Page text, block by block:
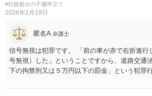
#行政処分の不服申立て
2026年2月19日
匿名A 弁護士
信号無視は犯罪です。 「前の車が赤で右折進行
号無視）した」ということですから、道路交通
下の拘禁刑又は５万円以下の罰金」という犯罪
ようとしまいと現行犯逮捕できるわけです。 そ